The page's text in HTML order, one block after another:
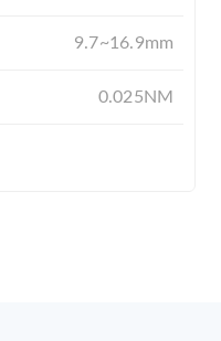
9.7~16.9mm
0.025NM